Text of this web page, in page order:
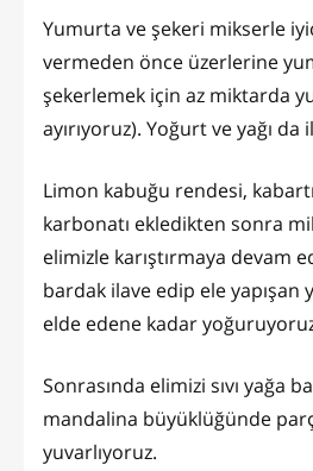
Yumurta ve şekeri mikserle
vermeden önce üzerlerine
şekerlemek için az miktarda
ayırıyoruz). Yoğurt ve yağı da
Limon kabuğu rendesi,
karbonatı ekledikten sonra
elimizle karıştırmaya devam
bardak ilave edip ele
elde edene kadar
Sonrasında elimizi sıvı yağa
mandalina büyüklüğünde
yuvarlıyoruz.